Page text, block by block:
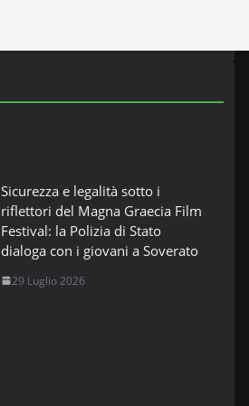
Sicurezza e legalità sotto i
riflettori del Magna Graecia Film
Festival: la Polizia di Stato
dialoga con i giovani a Soverato
29 Luglio 2026